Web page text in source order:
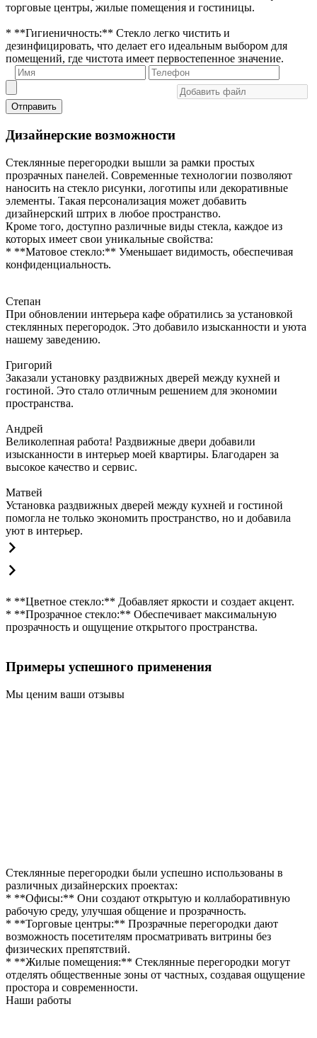
торговые центры, жилые помещения и гостиницы.
* **Гигиеничность:** Стекло легко чистить и
дезинфицировать, что делает его идеальным выбором для
помещений, где чистота имеет первостепенное значение.
Отправить
Дизайнерские возможности
Стеклянные перегородки вышли за рамки простых
прозрачных панелей. Современные технологии позволяют
наносить на стекло рисунки, логотипы или декоративные
элементы. Такая персонализация может добавить
дизайнерский штрих в любое пространство.
Кроме того, доступно различные виды стекла, каждое из
которых имеет свои уникальные свойства:
* **Матовое стекло:** Уменьшает видимость, обеспечивая
конфиденциальность.
Степан
При обновлении интерьера кафе обратились за установкой
стеклянных перегородок. Это добавило изысканности и уюта
нашему заведению.
Григорий
Заказали установку раздвижных дверей между кухней и
гостиной. Это стало отличным решением для экономии
пространства.
Андрей
Великолепная работа! Раздвижные двери добавили
изысканности в интерьер моей квартиры. Благодарен за
высокое качество и сервис.
Матвей
Установка раздвижных дверей между кухней и гостиной
помогла не только экономить пространство, но и добавила
уют в интерьер.
* **Цветное стекло:** Добавляет яркости и создает акцент.
* **Прозрачное стекло:** Обеспечивает максимальную
прозрачность и ощущение открытого пространства.
Примеры успешного применения
Мы ценим ваши отзывы
Стеклянные перегородки были успешно использованы в
различных дизайнерских проектах:
* **Офисы:** Они создают открытую и коллаборативную
рабочую среду, улучшая общение и прозрачность.
* **Торговые центры:** Прозрачные перегородки дают
возможность посетителям просматривать витрины без
физических препятствий.
* **Жилые помещения:** Стеклянные перегородки могут
отделять общественные зоны от частных, создавая ощущение
простора и современности.
Наши работы